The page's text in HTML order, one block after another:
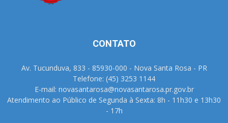
CONTATO
Av. Tucunduva, 833 - 85930-000 - Nova Santa Rosa - PR
Telefone: (45) 3253 1144
E-mail: novasantarosa@novasantarosa.pr.gov.br
Atendimento ao Público de Segunda à Sexta: 8h - 11h30 e 13h30
- 17h